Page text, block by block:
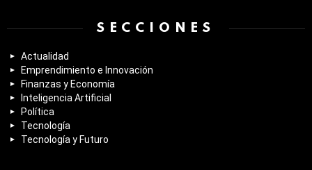
SECCIONES
Actualidad
Emprendimiento e Innovación
Finanzas y Economía
Inteligencia Artificial
Política
Tecnología
Tecnología y Futuro